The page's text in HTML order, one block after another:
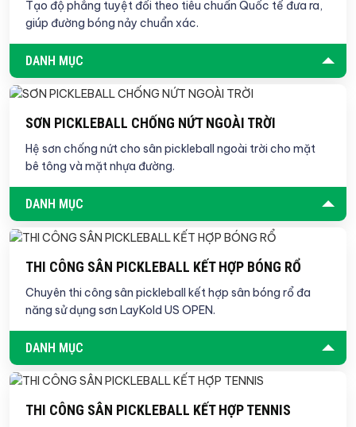
Tạo độ phẳng tuyệt đối theo tiêu chuẩn Quốc tế đưa ra,
giúp đường bóng nảy chuẩn xác.
DANH MỤC
SƠN PICKLEBALL CHỐNG NỨT NGOÀI TRỜI
Hệ sơn chống nứt cho sân pickleball ngoài trời cho mặt
bê tông và mặt nhựa đường.
DANH MỤC
THI CÔNG SÂN PICKLEBALL KẾT HỢP BÓNG RỔ
Chuyên thi công sân pickleball kết hợp sân bóng rổ đa
DANH MỤC
THI CÔNG SÂN PICKLEBALL KẾT HỢP TENNIS